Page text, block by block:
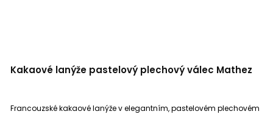
Kakaové lanýže pastelový plechový válec Mathez
Francouzské kakaové lanýže v elegantním, pastelovém plechovém